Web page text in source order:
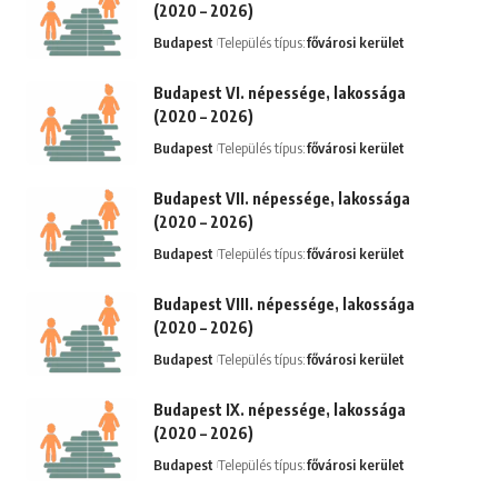
(2020 – 2026)
Budapest Település típus:fővárosi kerület
Budapest VI. népessége, lakossága
(2020 – 2026)
Budapest Település típus:fővárosi kerület
Budapest VII. népessége, lakossága
(2020 – 2026)
Budapest Település típus:fővárosi kerület
Budapest VIII. népessége, lakossága
(2020 – 2026)
Budapest Település típus:fővárosi kerület
Budapest IX. népessége, lakossága
(2020 – 2026)
Budapest Település típus:fővárosi kerület